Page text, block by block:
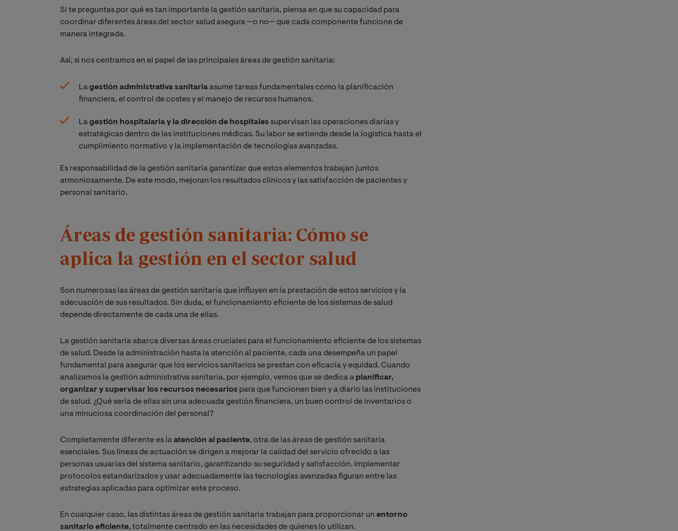
Si te preguntas por qué es tan importante la gestión sanitaria, piensa en que su capacidad para
coordinar diferentes áreas del sector salud asegura —o no— que cada componente funcione de
manera integrada.
Así, si nos centramos en el papel de las principales áreas de gestión sanitaria:
Lagestión administrativa sanitariaasume tareas fundamentales como la planificación
financiera, el control de costes y el manejo de recursos humanos.
Lagestión hospitalaria y la dirección de hospitales supervisan las operaciones diarias y
estratégicas dentro de las instituciones médicas. Su labor se extiende desde la logística hasta el
cumplimiento normativo y la implementación de tecnologías avanzadas.
Es responsabilidad de la gestión sanitaria garantizar que estos elementos trabajan juntos
armoniosamente. De este modo, mejoran los resultados clínicos y las satisfacción de pacientes y
personal sanitario.
Áreas de gestión sanitaria: Cómo se
aplica la gestión en el sector salud
Son numerosas las áreas de gestión sanitaria que influyen en la prestación de estos servicios y la
adecuación de sus resultados. Sin duda, el funcionamiento eficiente de los sistemas de salud
depende directamente de cada una de ellas.
La gestión sanitaria abarca diversas áreas cruciales para el funcionamiento eficiente de los sistemas
de salud. Desde la administración hasta la atención al paciente, cada una desempeña un papel
fundamental para asegurar que los servicios sanitarios se prestan con eficacia y equidad. Cuando
analizamos la gestión administrativa sanitaria, por ejemplo, vemos que se dedica a planificar,
organizar y supervisar los recursos necesarios para que funcionen bien y a diario las instituciones
de salud. ¿Qué sería de ellas sin una adecuada gestión financiera, un buen control de inventarios o
una minuciosa coordinación del personal?
Completamente diferente es laatención al paciente, otra de las áreas de gestión sanitaria
esenciales. Sus líneas de actuación se dirigen a mejorar la calidad del servicio ofrecido a las
personas usuarias del sistema sanitario, garantizando su seguridad y satisfacción. Implementar
protocolos estandarizados y usar adecuadamente las tecnologías avanzadas figuran entre las
estrategias aplicadas para optimizar este proceso.
En cualquier caso, las distintas áreas de gestión sanitaria trabajan para proporcionar un entorno
sanitario eficiente,totalmente centrado en las necesidades de quienes lo utilizan.